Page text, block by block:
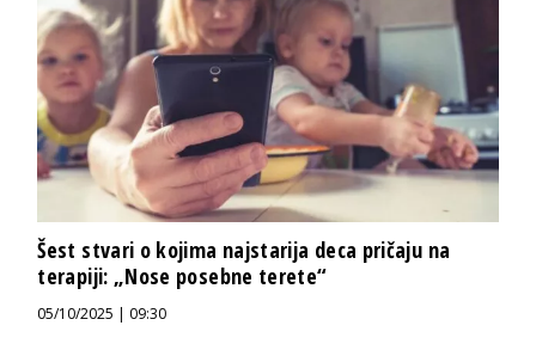
Šest stvari o kojima najstarija deca pričaju na
terapiji: „Nose posebne terete“
05/10/2025 | 09:30